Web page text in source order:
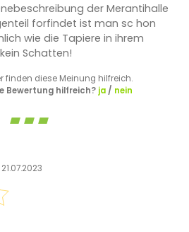
der Merantihalle
forfindet ist man sc hon
wie die Tapiere in ihrem
Schatten!
finden diese Meinung hilfreich.
Bewertung hilfreich? ja/ nein